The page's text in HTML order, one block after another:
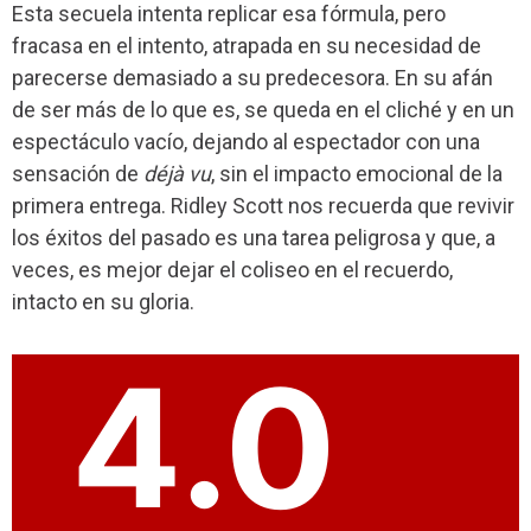
Esta secuela intenta replicar esa fórmula, pero
fracasa en el intento, atrapada en su necesidad de
parecerse demasiado a su predecesora. En su afán
de ser más de lo que es, se queda en el cliché y en un
espectáculo vacío, dejando al espectador con una
sensación de déjà vu, sin el impacto emocional de la
primera entrega. Ridley Scott nos recuerda que revivir
los éxitos del pasado es una tarea peligrosa y que, a
veces, es mejor dejar el coliseo en el recuerdo,
intacto en su gloria.
4.0